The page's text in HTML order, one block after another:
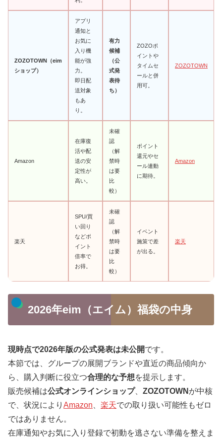
ZOZOTOWN（eim
ショップ）
アプリ
通知と
お気に
入り機
能が強
力。
即日配
送対象
もあ
り。
有力
候補
（公
式発
表待
ち）
ZOZOポ
イントや
タイムセ
ールと併
用可。
ZOZOTOWN
Amazon
在庫復
活や配
送の安
定性が
高い。
未確
認
（解
禁時
は要
比
較）
ポイント
還元やセ
ール連動
に期待。
Amazon
楽天
SPU/買
い回り
などポ
イント
倍率で
お得。
未確
認
（解
禁時
は要
比
較）
イベント
施策で差
が出る。
楽天
2026年eim（エイム）福袋の中身
現時点で2026年版の公式発表は未公開です。
本節では、グループの展開ブランドや直近の商品傾向か
ら、購入判断に役立つ合理的な予想を提示します。
販売候補は公式オンラインショップ、 ZOZOTOWN が中核
で、状況により Amazon 楽天での取り扱い可能性もゼロ
ではありません。
在庫通知やお気に入り登録で初動を逃さない準備を整えま